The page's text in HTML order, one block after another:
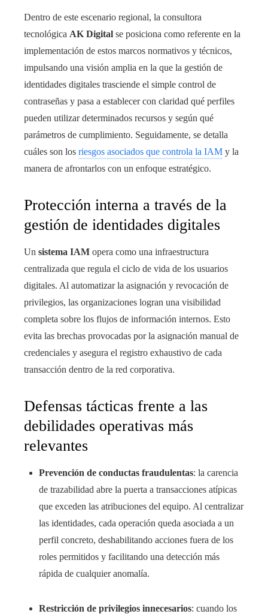
Dentro de este escenario regional, la consultora
tecnológica AK Digital se posiciona como referente en la
implementación de estos marcos normativos y técnicos,
impulsando una visión amplia en la que la gestión de
identidades digitales trasciende el simple control de
contraseñas y pasa a establecer con claridad qué perfiles
pueden utilizar determinados recursos y según qué
parámetros de cumplimiento. Seguidamente, se detalla
cuáles son los riesgos asociados que controla la IAM y la
manera de afrontarlos con un enfoque estratégico.
Protección interna a través de la
gestión de identidades digitales
Un sistema IAM opera como una infraestructura
centralizada que regula el ciclo de vida de los usuarios
digitales. Al automatizar la asignación y revocación de
privilegios, las organizaciones logran una visibilidad
completa sobre los flujos de información internos. Esto
evita las brechas provocadas por la asignación manual de
credenciales y asegura el registro exhaustivo de cada
transacción dentro de la red corporativa.
Defensas tácticas frente a las
debilidades operativas más
relevantes
Prevención de conductas fraudulentas: la carencia
de trazabilidad abre la puerta a transacciones atípicas
que exceden las atribuciones del equipo. Al centralizar
las identidades, cada operación queda asociada a un
perfil concreto, deshabilitando acciones fuera de los
roles permitidos y facilitando una detección más
rápida de cualquier anomalía.
Restricción de privilegios innecesarios: cuando los